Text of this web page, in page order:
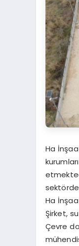
Ha
Ha
Şirket,
Çevre